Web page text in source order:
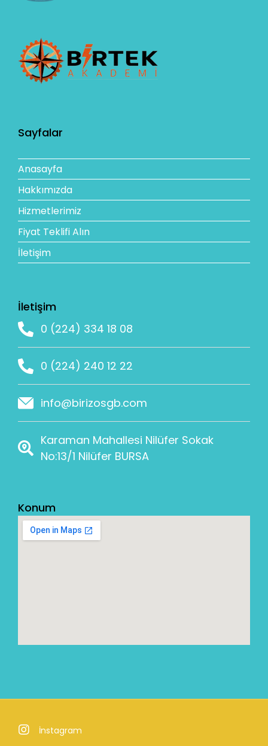
Sayfalar
Anasayfa
Hakkımızda
Hizmetlerimiz
Fiyat Teklifi Alın
İletişim
İletişim
0 (224) 334 18 08
0 (224) 240 12 22
info@birizosgb.com
Karaman Mahallesi Nilüfer Sokak
No:13/1 Nilüfer BURSA
Konum
İnstagram